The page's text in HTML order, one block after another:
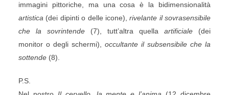
immagini pittoriche, ma una cosa è la bidimensionalità
artistica (dei dipinti o delle icone),rivelante il sovrasensibile
che la sovrintende(7), tutt’altra quellaartificiale (dei
monitor o degli schermi), occultante il subsensibile che la
sottende(8).
P.S.